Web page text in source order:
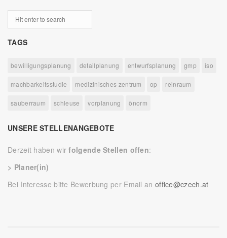
TAGS
bewilligungsplanung detailplanung entwurfsplanung gmp iso
machbarkeitsstudie medizinisches zentrum op reinraum
sauberraum schleuse vorplanung önorm
UNSERE STELLENANGEBOTE
Derzeit haben wirfolgende Stellen offen:
> Planer(in)
Bei Interesse bitte Bewerbung per Email an office@czech.at